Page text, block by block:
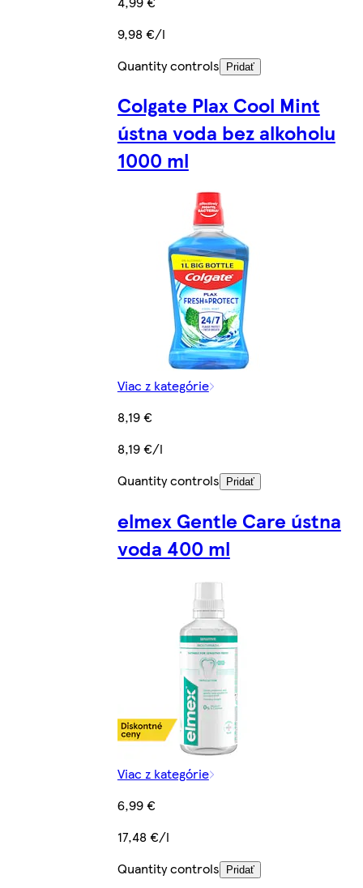
9,98 €/l
Quantity controls
Pridať
Colgate Plax Cool Mint
ústna voda bez alkoholu
1000 ml
Viac z kategórie
8,19 €
8,19 €/l
Quantity controls
Pridať
elmex Gentle Care ústna
voda 400 ml
Viac z kategórie
6,99 €
17,48 €/l
Quantity controls
Pridať